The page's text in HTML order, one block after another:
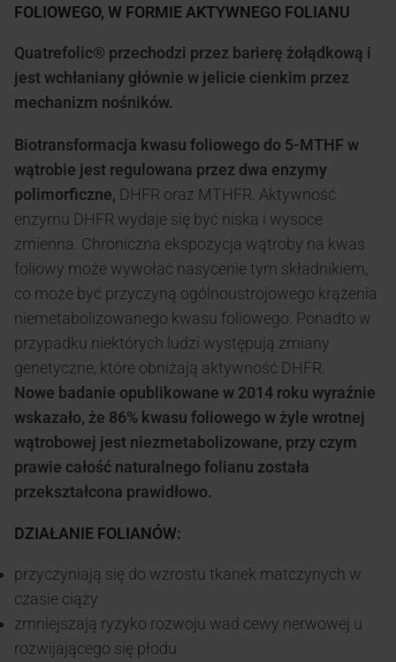
FOLIOWEGO, W FORMIE AKTYWNEGO FOLIANU
Quatrefolic® przechodzi przez barierę żołądkową i
jest wchłaniany głównie w jelicie cienkim przez
mechanizm nośników.
Biotransformacja kwasu foliowego do 5-MTHF w
wątrobie jest regulowana przez dwa enzymy
polimorficzne, DHFR oraz MTHFR. Aktywność
enzymu DHFR wydaje się być niska i wysoce
zmienna. Chroniczna ekspozycja wątroby na kwas
foliowy może wywołać nasycenie tym składnikiem,
co może być przyczyną ogólnoustrojowego krążenia
niemetabolizowanego kwasu foliowego. Ponadto w
przypadku niektórych ludzi występują zmiany
genetyczne, które obniżają aktywność DHFR.
Nowe badanie opublikowane w 2014 roku wyraźnie
wskazało, że 86% kwasu foliowego w żyle wrotnej
wątrobowej jest niezmetabolizowane, przy czym
prawie całość naturalnego folianu została
przekształcona prawidłowo.
DZIAŁANIE FOLIANÓW:
przyczyniają się do wzrostu tkanek matczynych w
czasie ciąży
zmniejszają ryzyko rozwoju wad cewy nerwowej u
rozwijającego się płodu